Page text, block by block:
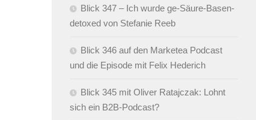
Blick 347 – Ich wurde ge-Säure-Basen-
detoxed von Stefanie Reeb
Blick 346 auf den Marketea Podcast
und die Episode mit Felix Hederich
Blick 345 mit Oliver Ratajczak: Lohnt
sich ein B2B-Podcast?